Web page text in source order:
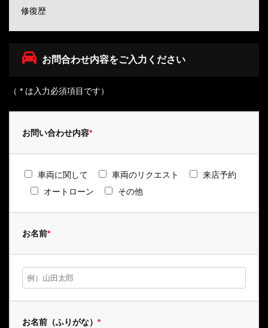
修復歴
お問合わせ内容をご入力ください
（ * は入力必須項目です）
お問い合わせ内容*
車両に関して 車両のリクエスト
来店予約
オートローン
その他
お名前*
お名前（ふりがな） *